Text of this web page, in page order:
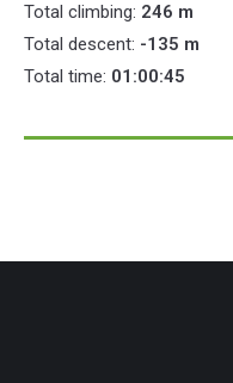
Total climbing: 246 m
Total descent: -135 m
Total time: 01:00:45